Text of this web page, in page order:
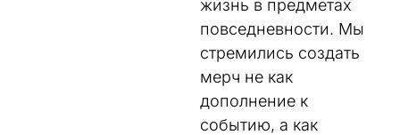
жизнь в предметах
повседневности. Мы
стремились создать
мерч не как
дополнение к
событию, а как